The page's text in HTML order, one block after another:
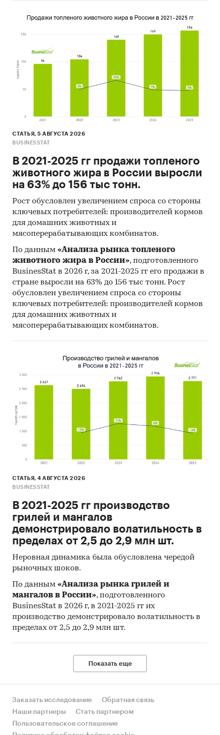
СТАТЬЯ, 5 АВГУСТА 2026
BUSINESSTAT
В 2021-2025 гг продажи топленого
животного жира в России выросли
на 63% до 156 тыс тонн.
Рост обусловлен увеличением спроса со стороны
ключевых потребителей: производителей кормов
для домашних животных и
мясоперерабатывающих комбинатов.
По данным «Анализа рынка топленого
животного жира в России», подготовленного
BusinesStat в 2026 г, за 2021-2025 гг его продажи в
стране выросли на 63% до 156 тыс тонн. Рост
обусловлен увеличением спроса со стороны
ключевых потребителей: производителей кормов
для домашних животных и
мясоперерабатывающих комбинатов.
СТАТЬЯ, 4 АВГУСТА 2026
BUSINESSTAT
В 2021-2025 гг производство
грилей и мангалов
демонстрировало волатильность в
пределах от 2,5 до 2,9 млн шт.
Неровная динамика была обусловлена чередой
рыночных шоков.
По данным «Анализа рынка грилей и
мангалов в России», подготовленного
BusinesStat в 2026 г, в 2021-2025 гг их
производство демонстрировало волатильность в
пределах от 2,5 до 2,9 млн шт.
Показать еще
Заказать исследование
Обратная связь
Наши партнеры
Стать партнером
Пользовательское соглашение